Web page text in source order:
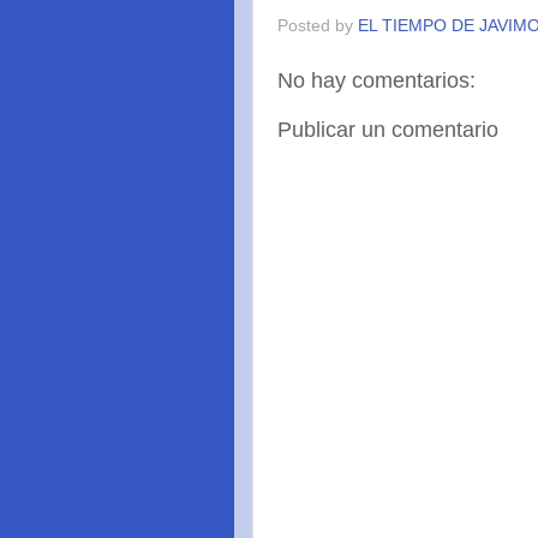
Posted by EL TIEMPO DE
No hay comentarios:
Publicar un comentario